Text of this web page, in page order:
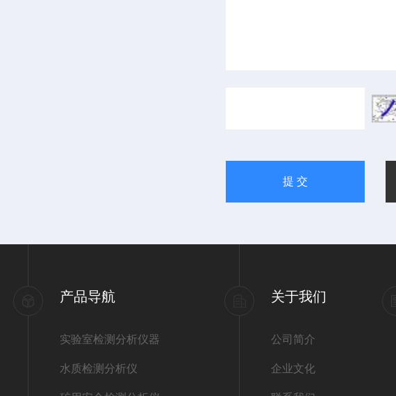
产品导航
实验室检测分析仪器
水质检测分析仪
关于我们
公司简介
企业文化